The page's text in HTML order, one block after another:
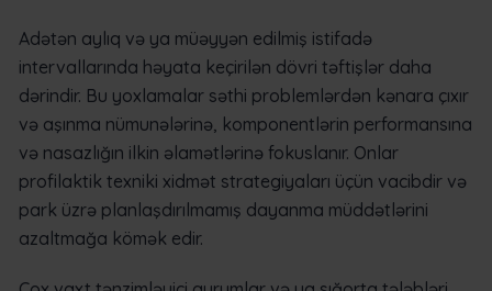
Adətən aylıq və ya müəyyən edilmiş istifadə
intervallarında həyata keçirilən dövri təftişlər daha
dərindir. Bu yoxlamalar səthi problemlərdən kənara çıxır
və aşınma nümunələrinə, komponentlərin performansına
və nasazlığın ilkin əlamətlərinə fokuslanır. Onlar
profilaktik texniki xidmət strategiyaları üçün vacibdir və
park üzrə planlaşdırılmamış dayanma müddətlərini
azaltmağa kömək edir.